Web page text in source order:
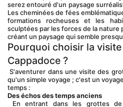
serez entouré d'un paysage
Les cheminées de fées
formations rocheuses et les
sculptées par les forces de la nature
créant un paysage qui semble
Pourquoi choisir la
Cappadoce ?
S'aventurer dans une visite des grottes de la Cappadoce est plus
qu'un simple voyage ; c'est un
temps :
Des échos des temps anciens